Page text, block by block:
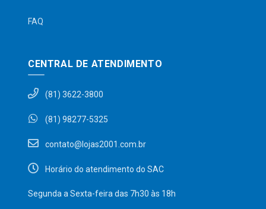
FAQ
CENTRAL DE ATENDIMENTO
(81) 3622-3800
(81) 98277-5325
contato@lojas2001.com.br
Horário do atendimento do SAC
Segunda a Sexta-feira das 7h30 às 18h